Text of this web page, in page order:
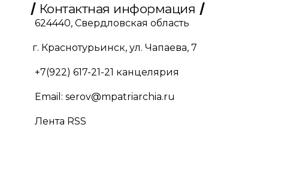
Контактная информация
624440, Свердловская область
г. Краснотурьинск, ул. Чапаева, 7
+7(922) 617-21-21 канцелярия
Email: serov@mpatriarchia.ru
Лента RSS